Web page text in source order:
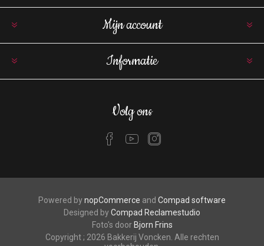
Mijn account
Informatie
Volg ons
Powered bynopCommerce and Compad software
Designed byCompad Reclamestudio
Foto's door Bjorn Frins
Copyright ; 2026 Bakkerij Voncken. Alle rechten